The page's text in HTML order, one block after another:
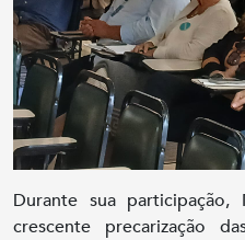
Durante sua
crescente precarização